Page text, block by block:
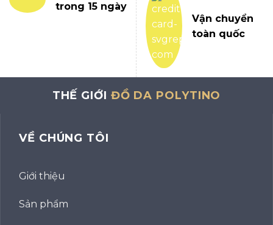
trong 15 ngày
Vận chuyển
toàn quốc
THẾ GIỚI ĐỒ DA POLYTINO
VỀ CHÚNG TÔI
Giới thiệu
Sản phẩm